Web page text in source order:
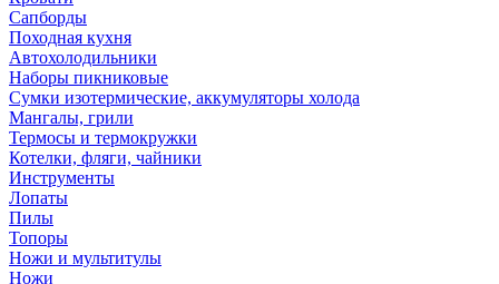
Сапборды
Походная кухня
Автохолодильники
Наборы пикниковые
Сумки изотермические, аккумуляторы холода
Мангалы, грили
Термосы и термокружки
Котелки, фляги, чайники
Инструменты
Лопаты
Пилы
Топоры
Ножи и мультитулы
Ножи